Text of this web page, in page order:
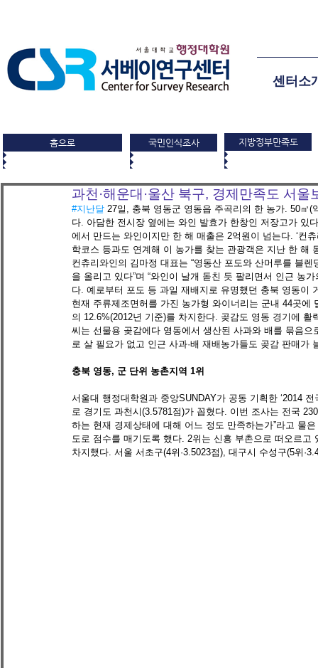
센터소
홈으로 국민인식조사 지방정부만족도
과천·해운대·울산 북구, 경제만족도 서울
#지난달 27일, 충북 영동군 영동읍 주곡리의 한 농가. 50㎡
다. 아담한 전시장 옆에는 와인 발효가 한창인 저장고가 있
에서 만드는 와인이지만 한 해 매출은 2억원이 넘는다. ‘컨
학코스 등과도 연계해 이 농가를 찾는 관광객은 지난 한 해
컨츄리와인의 김마정 대표는 “영동산 포도와 산머루를 블
을 올리고 있다”며 “와인이 날개 돋친 듯 팔리면서 인근 농
다. 예로부터 포도 등 과일 재배지로 유명했던 충북 영동
현재 주류제조면허를 가진 농가형 와이너리는 군내 44곳
의 12.6%(2012년 기준)를 차지한다. 곶감도 영동 경기에
씨는 선물용 곶감에다 영동에서 생산된 사과와 배를 묶음
로 살 필요가 없고 인근 사과·배 재배농가들도 곶감 판매
충북 영동, 군 단위 농촌지역 1위
서울대 행정대학원과 중앙SUNDAY가 공동 기획한 ‘2014
로 경기도 과천시(3.5781점)가 꼽혔다. 이번 조사는 전국
하는 현재 경제상태에 대해 어느 정도 만족하는가”라고 물
도로 점수를 매기도록 했다. 2위는 신흥 부촌으로 떠오르
차지했다. 서울 서초구(4위·3.5023점), 대구시 수성구(5위